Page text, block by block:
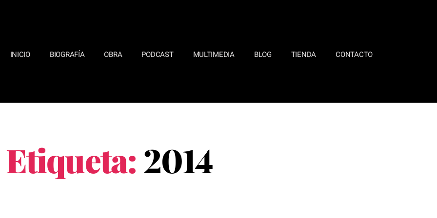
INICIO BIOGRAFÍA OBRA PODCAST MULTIMEDIA BLOG TIENDA CONTACTO
Etiqueta:2014